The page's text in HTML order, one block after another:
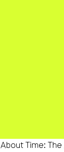
About Time: